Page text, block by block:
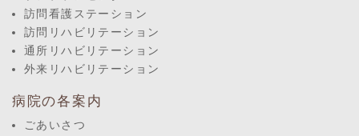
訪問看護ステーション
訪問リハビリテーション
通所リハビリテーション
外来リハビリテーション
病院の各案内
ごあいさつ